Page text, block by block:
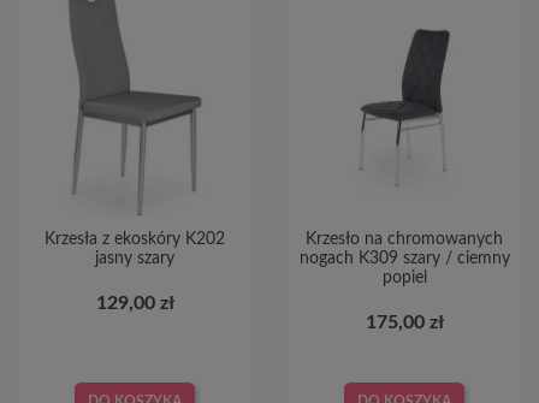
Krzesła z ekoskóry K202
jasny szary
129,00 zł
Krzesło na chromowanych
nogach K309 szary / ciemny
popiel
175,00 zł